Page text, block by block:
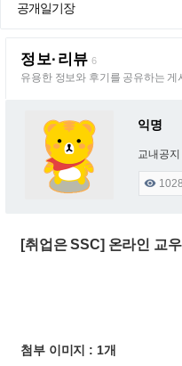
공개일기장
정보·리뷰 6
유용한 정보와 후기를 공유하는
익명
교내공지 |
 1028
[취업은 SSC] 온라인 교
첨부 이미지 : 1개